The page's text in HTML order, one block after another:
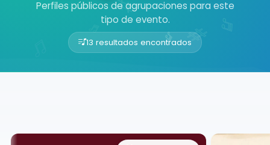
Perfiles públicos de agrupaciones para este
tipo de evento.
13 resultados encontrados
Buscador de músicos